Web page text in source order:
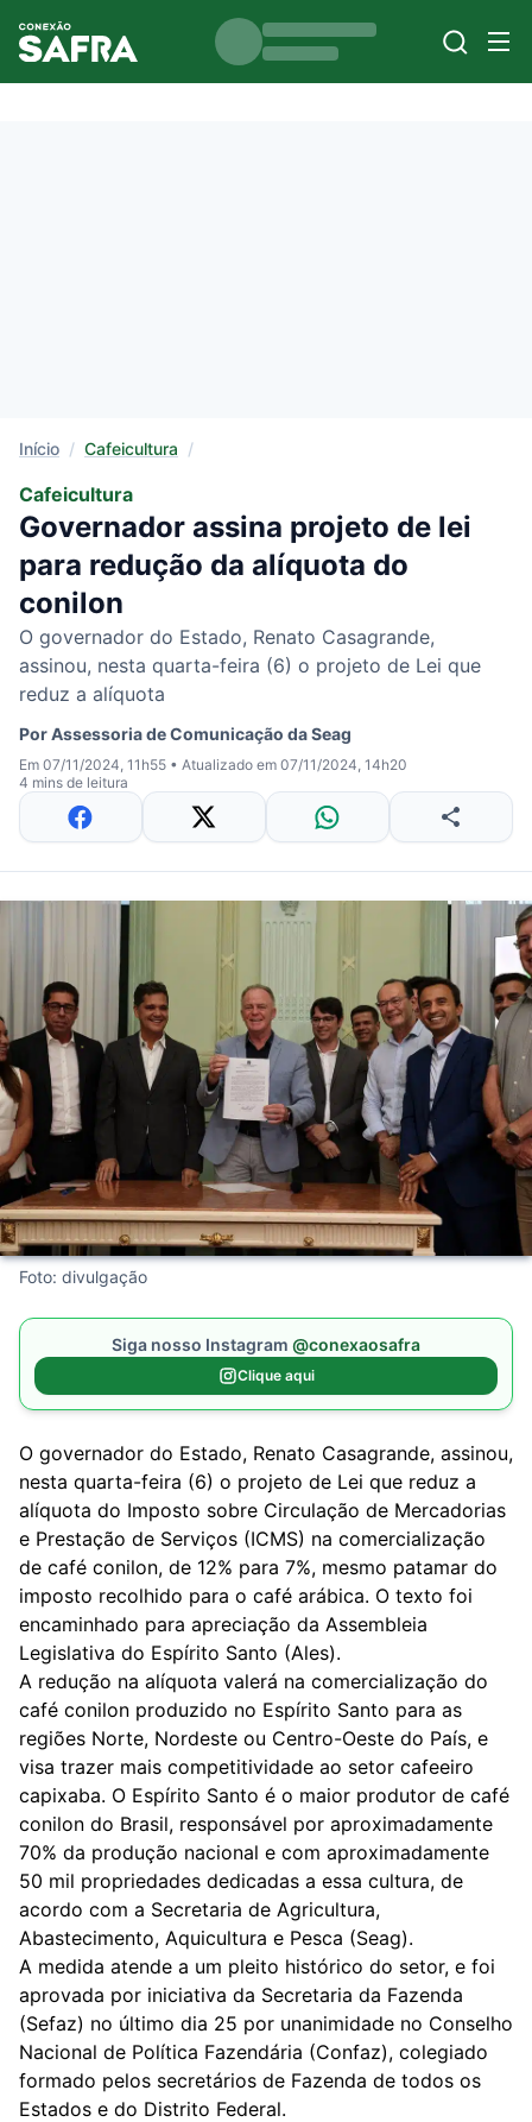
Início / Cafeicultura /
Cafeicultura
Governador assina projeto de lei
para redução da alíquota do
conilon
O governador do Estado, Renato Casagrande,
assinou, nesta quarta-feira (6) o projeto de Lei que
reduz a alíquota
PorAssessoria de Comunicação da Seag
Em 07/11/2024, 11h55 • Atualizado em 07/11/2024, 14h20
4 mins de leitura
Foto: divulgação
Siga nosso Instagram @conexaosafra
Clique aqui
O governador do Estado, Renato Casagrande, assinou,
nesta quarta-feira (6) o projeto de Lei que reduz a
alíquota do Imposto sobre Circulação de Mercadorias
e Prestação de Serviços (ICMS) na comercialização
de café conilon, de 12% para 7%, mesmo patamar do
imposto recolhido para o café arábica. O texto foi
encaminhado para apreciação da Assembleia
Legislativa do Espírito Santo (Ales).
A redução na alíquota valerá na comercialização do
café conilon produzido no Espírito Santo para as
regiões Norte, Nordeste ou Centro-Oeste do País, e
visa trazer mais competitividade ao setor cafeeiro
capixaba. O Espírito Santo é o maior produtor de café
conilon do Brasil, responsável por aproximadamente
70% da produção nacional e com aproximadamente
50 mil propriedades dedicadas a essa cultura, de
acordo com a Secretaria de Agricultura,
Abastecimento, Aquicultura e Pesca (Seag).
A medida atende a um pleito histórico do setor, e foi
aprovada por iniciativa da Secretaria da Fazenda
(Sefaz) no último dia 25 por unanimidade no Conselho
Nacional de Política Fazendária (Confaz), colegiado
formado pelos secretários de Fazenda de todos os
Estados e do Distrito Federal.